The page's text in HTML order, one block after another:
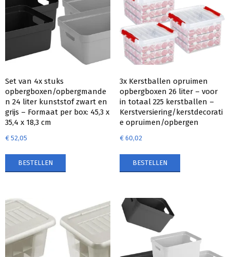
Set van 4x stuks
opbergboxen/opbergmande
n 24 liter kunststof zwart en
grijs – Formaat per box: 45,3 x
35,4 x 18,3 cm
€ 52,05
BESTELLEN
3x Kerstballen opruimen
opbergboxen 26 liter – voor
in totaal 225 kerstballen –
Kerstversiering/kerstdecorati
e opruimen/opbergen
€60,02
BESTELLEN